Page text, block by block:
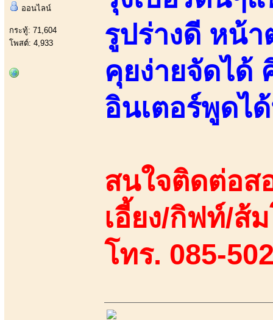
ออนไลน์
กระทู้: 71,604
โพสต์: 4,933
รูปร่างดี หน้
คุยง่ายจัดได้
อินเตอร์พูดไ
สนใจติดต่อส
เอี้ยง/กิฟท์/ส้
โทร. 085-